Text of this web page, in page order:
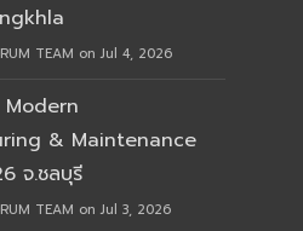
TEAM on Jul 4, 2026
Modern
& Maintenance
จ.ชลบุรี
TEAM on Jul 3, 2026